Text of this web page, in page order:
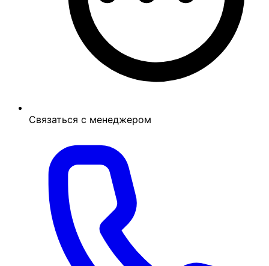
Связаться с менеджером